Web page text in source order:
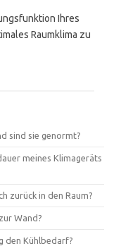
Ihres
Raumklima zu
sind sie genormt?
meines Klimageräts
zurück in den Raum?
Wand?
den Kühlbedarf?